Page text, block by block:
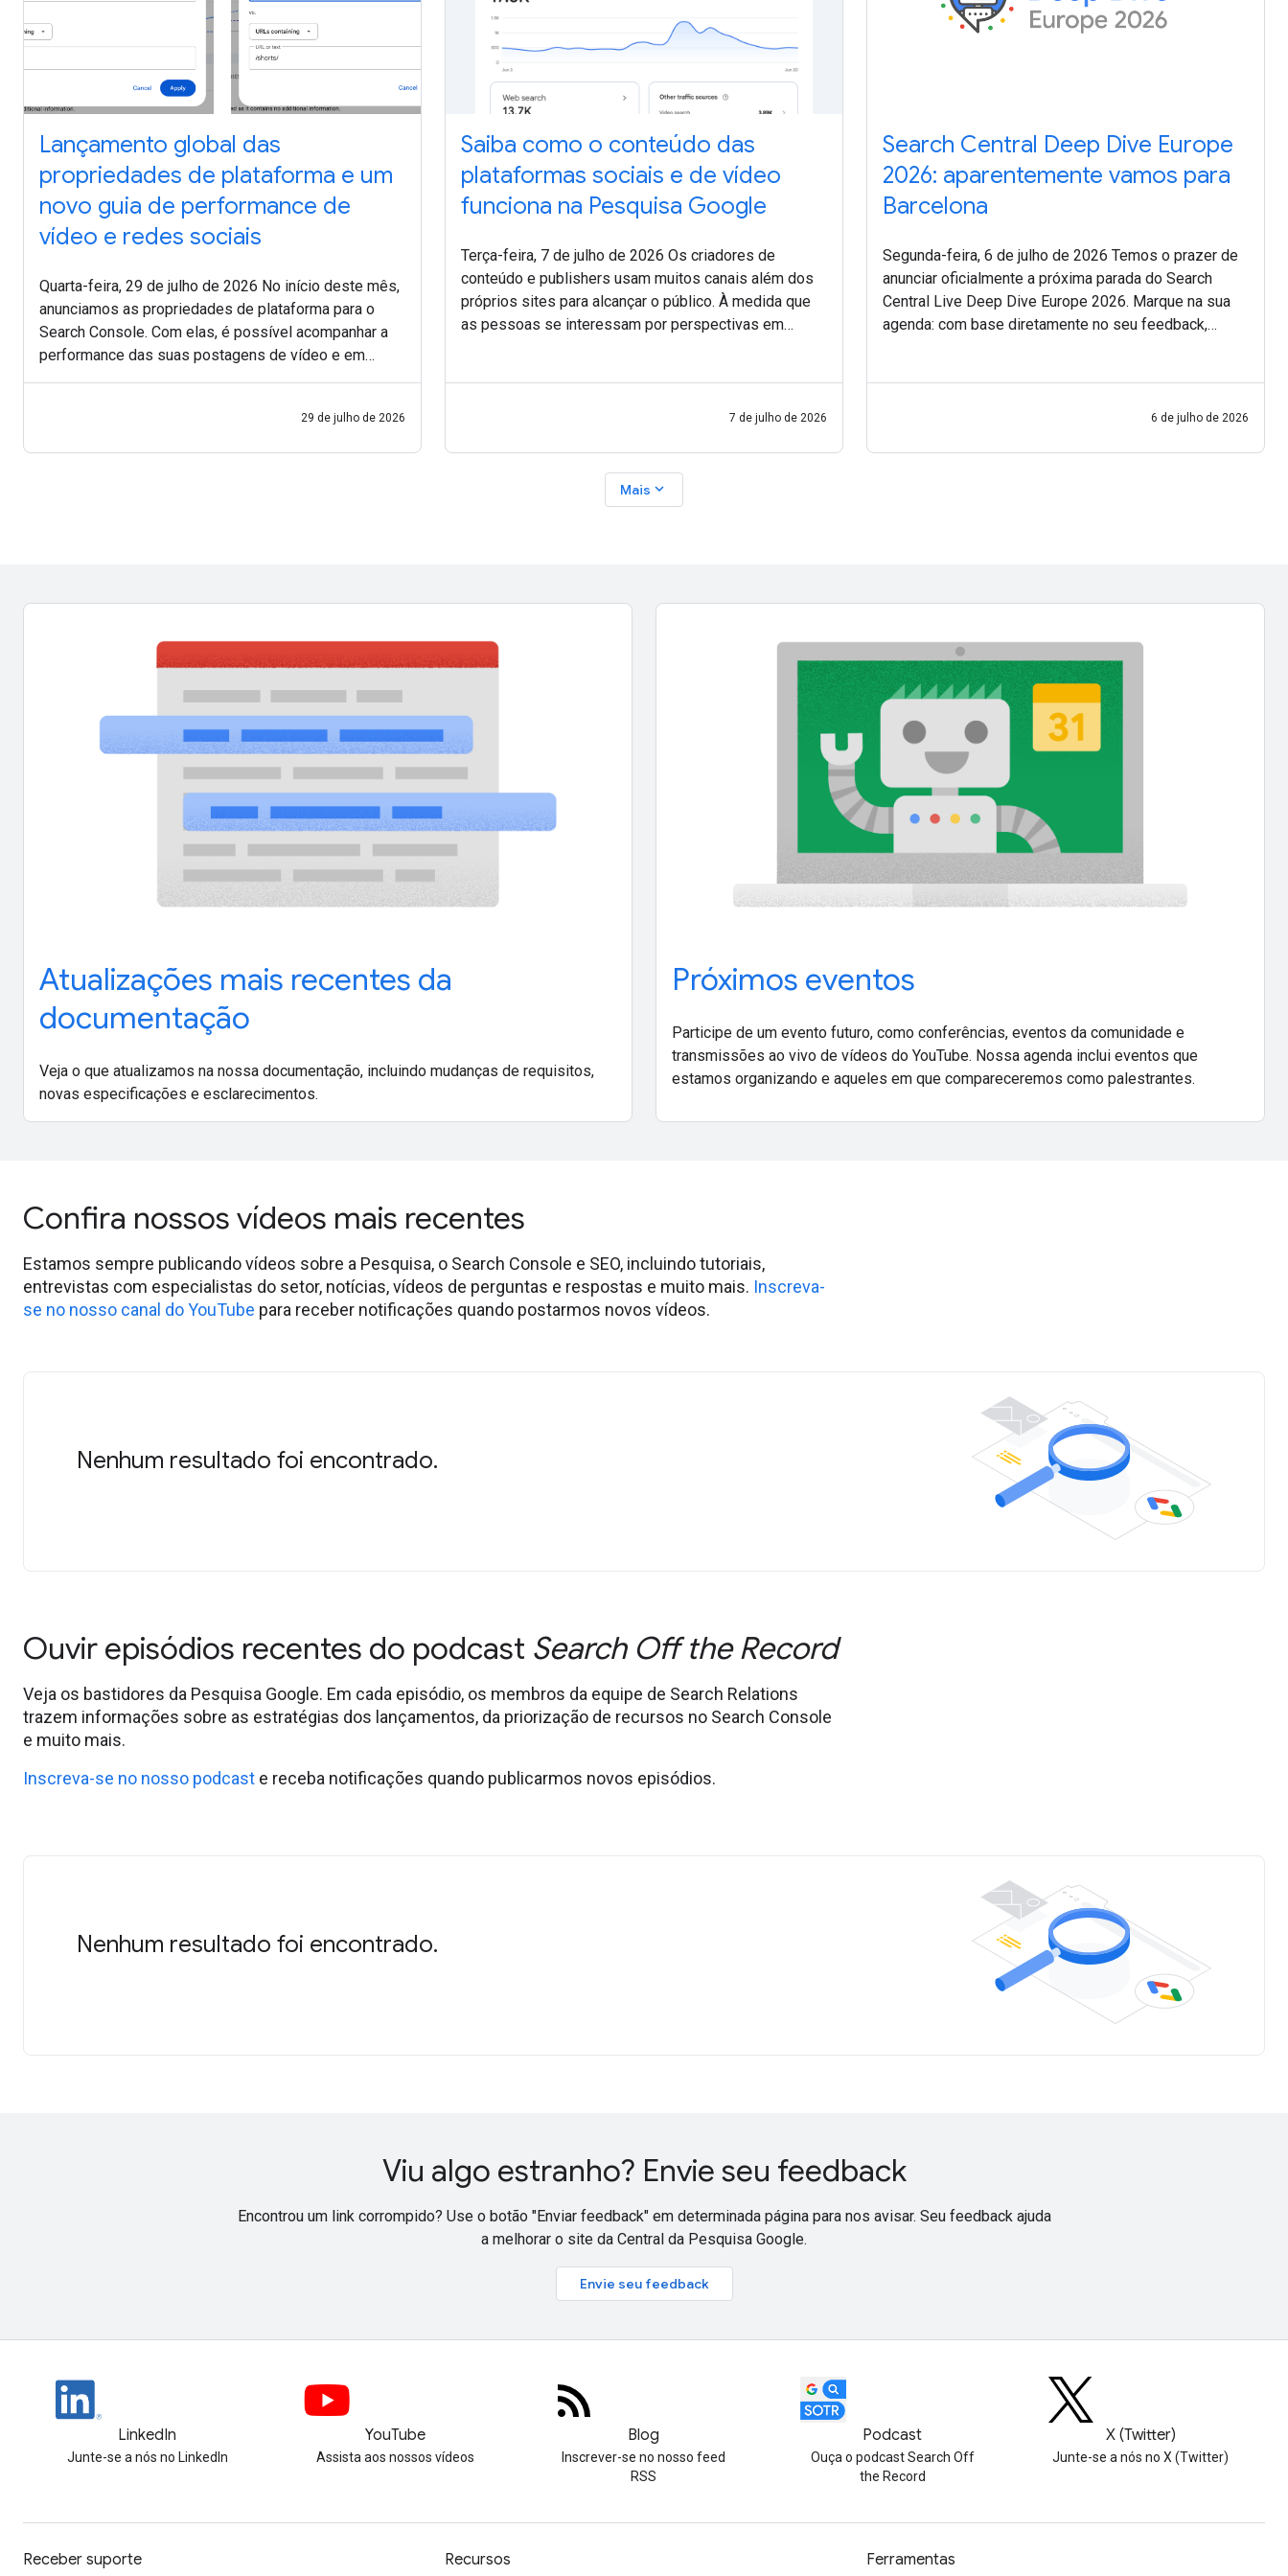
Lançamento global das
propriedades de plataforma e um
novo guia de performance de
vídeo e redes sociais
Quarta-feira, 29 de julho de 2026 No início deste mês,
anunciamos as propriedades de plataforma para o
Search Console. Com elas, é possível acompanhar a
performance das suas postagens de vídeo e em
redes sociais no Instagram, TikTok, X e YouTube na
29 de julho de 2026
Saiba como o conteúdo das
plataformas sociais e de vídeo
funciona na Pesquisa Google
Terça-feira, 7 de julho de 2026 Os criadores de
conteúdo e publishers usam muitos canais além dos
próprios sites para alcançar o público. À medida que
as pessoas se interessam por perspectivas em
7 de julho de 2026
Search Central Deep Dive Europe
2026: aparentemente vamos para
Barcelona
Segunda-feira, 6 de julho de 2026 Temos o prazer de
anunciar oficialmente a próxima parada do Search
Central Live Deep Dive Europe 2026. Marque na sua
agenda: com base diretamente no seu feedback,
6 de julho de 2026
Mais expand_more
Atualizações mais recentes da
documentação
Veja o que atualizamos na nossa documentação, incluindo mudanças de requisitos,
novas especificações e esclarecimentos.
Próximos eventos
Participe de um evento futuro, como conferências, eventos da comunidade e
transmissões ao vivo de vídeos do YouTube. Nossa agenda inclui eventos que
estamos organizando e aqueles em que compareceremos como palestrantes.
Confira nossos vídeos mais recentes
Estamos sempre publicando vídeos sobre a Pesquisa, o Search Console e SEO, incluindo tutoriais,
entrevistas com especialistas do setor, notícias, vídeos de perguntas e respostas e muito mais. Inscreva-
se no nosso canal do YouTube para receber notificações quando postarmos novos vídeos.
Nenhum resultado foi encontrado.
Ouvir episódios recentes do podcast Search Off the Record
Veja os bastidores da Pesquisa Google. Em cada episódio, os membros da equipe de Search Relations
trazem informações sobre as estratégias dos lançamentos, da priorização de recursos no Search Console
e muito mais.
Inscreva-se no nosso podcast e receba notificações quando publicarmos novos episódios.
Nenhum resultado foi encontrado.
Viu algo estranho? Envie seu feedback
Encontrou um link corrompido? Use o botão "Enviar feedback" em determinada página para nos avisar. Seu feedback ajuda
a melhorar o site da Central da Pesquisa Google.
Envie seu feedback
LinkedIn
Junte-se a nós no LinkedIn
YouTube
Assista aos nossos vídeos
Blog
Inscrever-se no nosso feed
RSS
Podcast
Ouça o podcast Search Off
the Record
X (Twitter)
Junte-se a nós no X (Twitter)
Receber suporte Recursos Ferramentas